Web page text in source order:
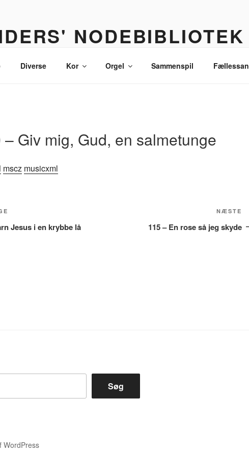
Diverse Kor Orgel Sammenspil
– Giv mig, Gud, en salmetunge
mscz musicxml
Jesus i en krybbe lå
NÆSTE
115 – En rose så jeg skyde
Søg
WordPress